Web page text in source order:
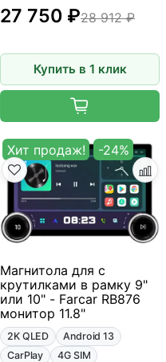
27 750 ₽28 912 ₽
Купить в 1 клик
Хит продаж! -24%
Магнитола для с
крутилками в рамку 9"
или 10" - Farcar RB876
монитор 11.8"
2K QLED
Android 13
CarPlay
4G SIM